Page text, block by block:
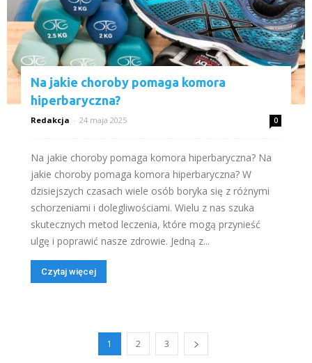
Na jakie choroby pomaga komora
hiperbaryczna?
Redakcja - 24 maja 2025 0
Na jakie choroby pomaga komora hiperbaryczna? Na
jakie choroby pomaga komora hiperbaryczna? W
dzisiejszych czasach wiele osób boryka się z różnymi
schorzeniami i dolegliwościami. Wielu z nas szuka
skutecznych metod leczenia, które mogą przynieść
ulgę i poprawić nasze zdrowie. Jedną z...
Czytaj więcej
1 2 3